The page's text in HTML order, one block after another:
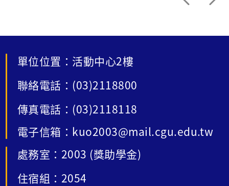
單位位置：活動中心2樓
聯絡電話：(03)2118800
傳真電話：(03)2118118
電子信箱：kuo2003@mail.cgu.edu.tw
處務室：2003 (獎助學金)
住宿組：2054